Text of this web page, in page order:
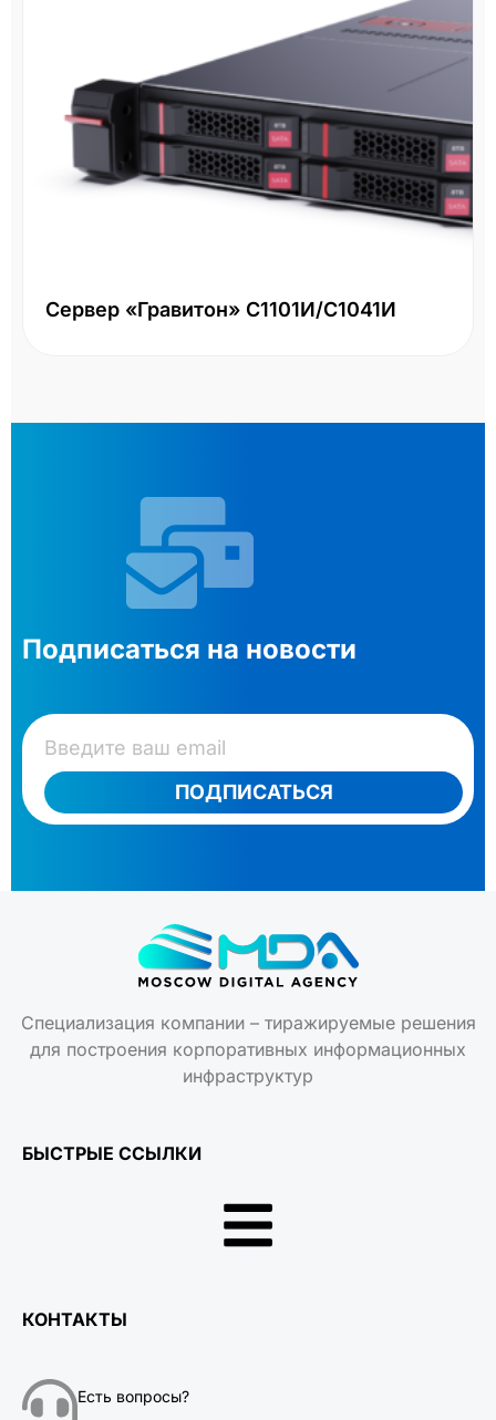
Сервер «Гравитон» С1101И/С1041И
Подписаться на новости
ПОДПИСАТЬСЯ
Специализация компании – тиражируемые решения
для построения корпоративных информационных
инфраструктур
БЫСТРЫЕ ССЫЛКИ
КОНТАКТЫ
Есть вопросы?